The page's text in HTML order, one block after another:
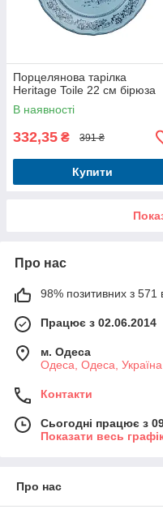
Порцелянова тарілка
Heritage Toile 22 см бірюза
В наявності
332,35 ₴ 391 ₴
Купити
Про нас
98% позитивних з 571
Працює з 02.06.2014
м. Одеса
Одеса, Одеса, Україна
Контакти
Сьогодні працює з
Показати весь
Про нас